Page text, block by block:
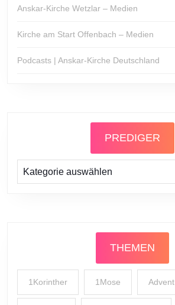
Anskar-Kirche Wetzlar – Medien
Kirche am Start Offenbach – Medien
Podcasts | Anskar-Kirche Deutschland
PREDIGER
Prediger
THEMEN
1Korinther 1Mose Advent